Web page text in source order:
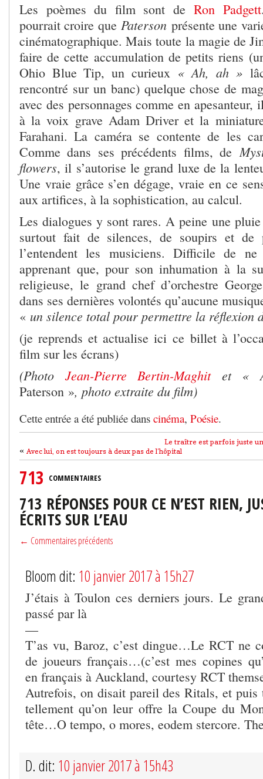
Les poèmes du film sont de Ron Padgett
pourrait croire quePaterson présente une
cinématographique. Mais toute la magie de
faire de cette accumulation de petits riens
Ohio Blue Tip, un curieux « Ah, ah »
rencontré sur un banc) quelque chose de
avec des personnages comme en
à la voix grave Adam Driver et la
Farahani. La caméra se contente de les
Comme dans ses précédents films, de
flowers, il s’autorise le grand luxe de la
Une vraie grâce s’en dégage, vraie en ce
aux artifices, à la sophistication, au calcul.
Les dialogues y sont rares. A peine une
surtout fait de silences, de soupirs et de
l’entendent les musiciens. Difficile de
apprenant que, pour son inhumation à la
religieuse, le grand chef d’orchestre
dans ses dernières volontés qu’aucune
« un silence total pour permettre la réflexion
(je reprends et actualise ici ce billet à
film sur les écrans)
(Photo Jean-Pierre Bertin-Maghitet «
Paterson », photo extraite du film)
Cette entrée a été publiée dans cinéma, Poésie.
Le traître est parfois juste
« Avec lui, on est toujours à deux pas de l’hôpital
713 COMMENTAIRES
713 RÉPONSES POUR CE N’EST RIEN,
ÉCRITS SUR L’EAU
← Commentaires précédents
Bloom dit: 10 janvier 2017 à 15h27
J’étais à Toulon ces derniers jours. Le
passé par là
—
T’as vu, Baroz, c’est dingue…Le RCT ne
de joueurs français…(c’est mes copines
en français à Auckland, courtesy RCT
Autrefois, on disait pareil des Ritals, et
tellement qu’on leur offre la Coupe du
tête…O tempo, o mores, eodem stercore.
D. dit: 10 janvier 2017 à 15h43